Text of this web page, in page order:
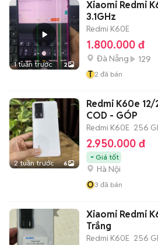
1 tuần trước 2
Xiaomi Redmi
3.1GHz
Redmi K60E
1.800.000 đ
Đà Nẵng
129
T 2 đã bán
2 tuần trước 6
Redmi K60e
COD - GÓP
Redmi K60E 256
2.950.000 đ
Giá tốt
Hà Nội
O3 đã bán
Xiaomi Redmi
Trắng
Redmi K60E 256